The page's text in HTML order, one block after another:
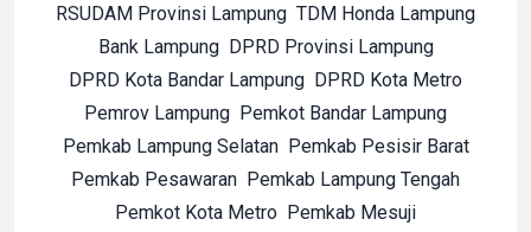
RSUDAM Provinsi Lampung TDM Honda Lampung
Bank Lampung DPRD Provinsi Lampung
DPRD Kota Bandar Lampung DPRD Kota Metro
Pemrov Lampung Pemkot Bandar Lampung
Pemkab Lampung Selatan Pemkab Pesisir Barat
Pemkab Pesawaran Pemkab Lampung Tengah
Pemkot Kota Metro Pemkab Mesuji